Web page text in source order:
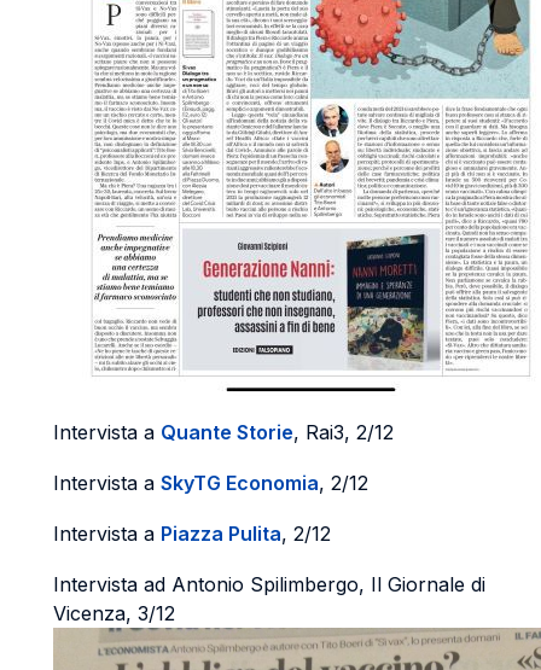
Intervista a Quante Storie, Rai3, 2/12
Intervista a SkyTG Economia, 2/12
Intervista a Piazza Pulita, 2/12
Intervista ad Antonio Spilimbergo, Il Giornale di
Vicenza, 3/12